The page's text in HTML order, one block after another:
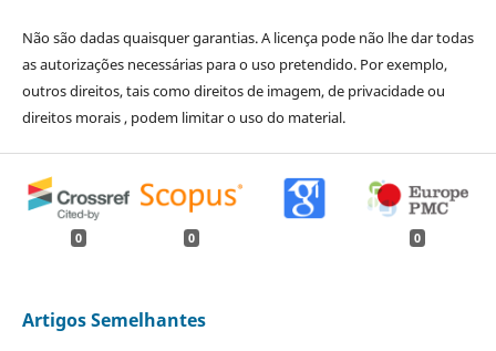
Não são dadas quaisquer garantias. A licença pode não lhe dar todas
as autorizações necessárias para o uso pretendido. Por exemplo,
outros direitos, tais como direitos de imagem, de privacidade ou
direitos morais , podem limitar o uso do material.
0 0 0
Artigos Semelhantes